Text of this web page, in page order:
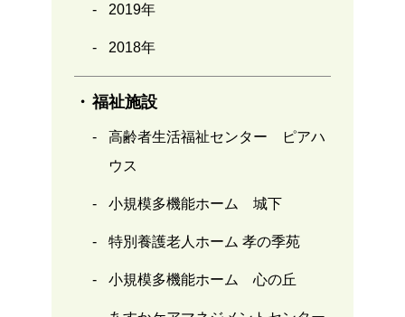
2019年
2018年
福祉施設
高齢者生活福祉センター ピアハ
ウス
小規模多機能ホーム 城下
特別養護老人ホーム 孝の季苑
小規模多機能ホーム 心の丘